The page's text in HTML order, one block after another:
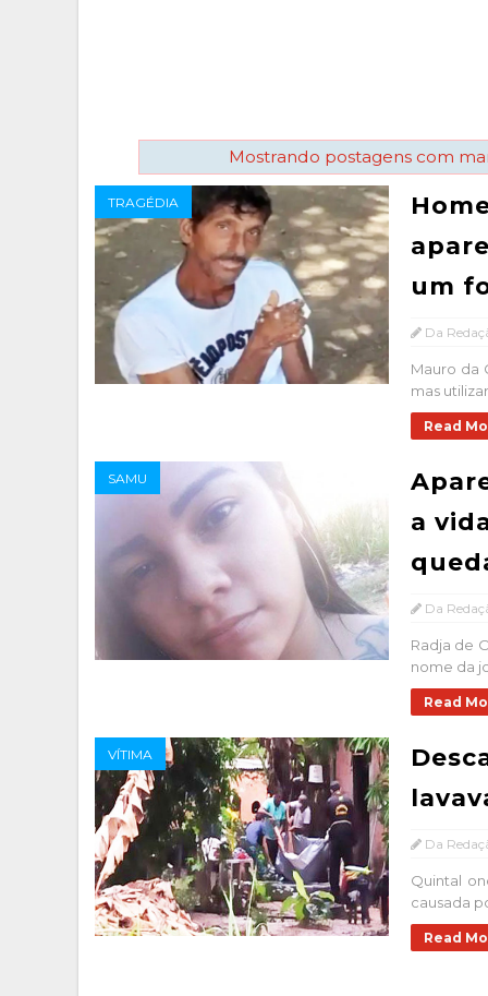
Mostrando postagens com
TRAGÉDIA
um
Da
Mauro da
mas
Read
SAMU
a
Da
Radja de
nome da
Read
VÍTIMA
Da
Quintal
causada
Read